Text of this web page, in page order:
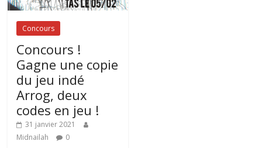
Concours
Concours !
Gagne une copie
du jeu indé
Arrog, deux
codes en jeu !
31 janvier 2021
Midnailah
0